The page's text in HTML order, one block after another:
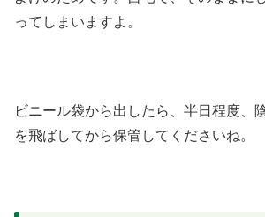
ってしまいますよ。
ビニール袋から出したら、半日程度、
を飛ばしてから保管してくださいね。